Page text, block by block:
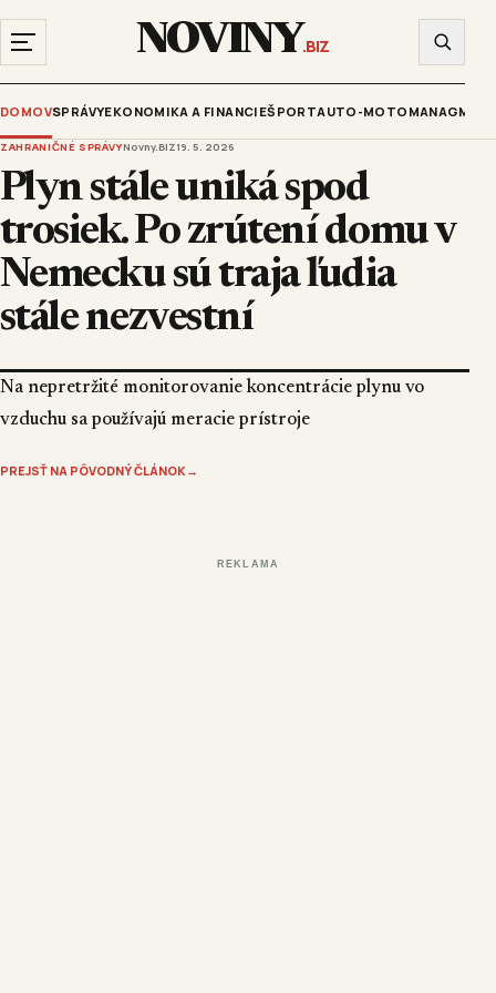
NOVINY.BIZ
DOMOVSPRÁVYEKONOMIKA A FINANCIEŠPORTAUTO-MOTO
ZAHRANIČNÉ SPRÁVYNovny.BIZ19. 5. 2026
Plyn stále uniká spod
trosiek. Po zrútení domu v
Nemecku sú traja ľudia
stále nezvestní
Na nepretržité monitorovanie koncentrácie plynu vo
vzduchu sa používajú meracie prístroje
PREJSŤ NA PÔVODNÝ ČLÁNOK →
REKLAMA